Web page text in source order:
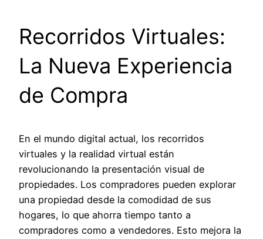
Recorridos Virtuales:
La Nueva Experiencia
de Compra
En el mundo digital actual, los recorridos
virtuales y la realidad virtual están
revolucionando la presentación visual de
propiedades. Los compradores pueden explorar
una propiedad desde la comodidad de sus
hogares, lo que ahorra tiempo tanto a
compradores como a vendedores. Esto mejora la